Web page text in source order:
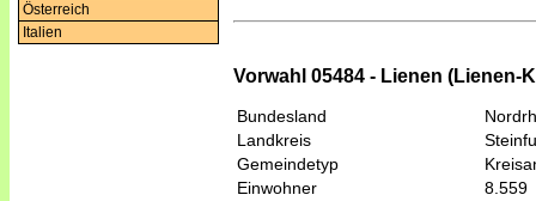
Österreich
Italien
Vorwahl 05484 - Lienen (Lienen-
Bundesland
Landkreis
Gemeindetyp
Einwohner
8.559